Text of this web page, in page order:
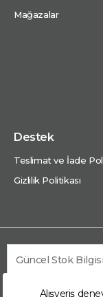
Alışveriş
Mağazalar
Destek
Teslimat ve İade
Gizlilik Politikası